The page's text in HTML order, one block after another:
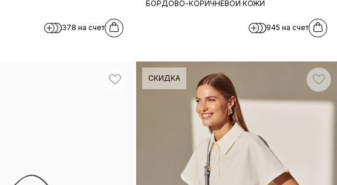
378 на счет
БОРДОВО-КОРИЧНЕВОЙ КОЖИ
945 на счет
СКИДКА